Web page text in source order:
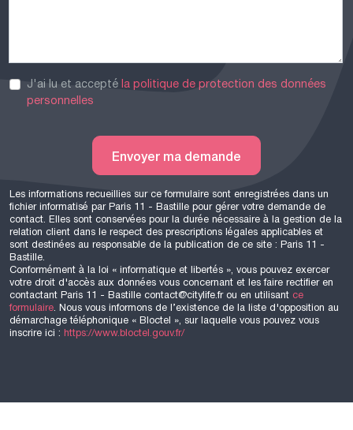
J'ai lu et acceptéla politique de protection des données
personnelles
Envoyer ma demande
Les informations recueillies sur ce formulaire sont enregistrées dans un
fichier informatisé par Paris 11 - Bastille pour gérer votre demande de
contact. Elles sont conservées pour la durée nécessaire à la gestion de la
relation client dans le respect des prescriptions légales applicables et
sont destinées au responsable de la publication de ce site : Paris 11 -
Bastille.
Conformément à la loi « informatique et libertés », vous pouvez exercer
votre droit d'accès aux données vous concernant et les faire rectifier en
contactant Paris 11 - Bastille contact@citylife.fr ou en utilisant ce
formulaire. Nous vous informons de l’existence de la liste d'opposition au
démarchage téléphonique « Bloctel », sur laquelle vous pouvez vous
inscrire ici : https://www.bloctel.gouv.fr/